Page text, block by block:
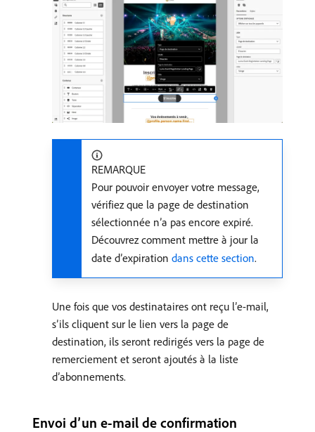
REMARQUE
Pour pouvoir envoyer votre message,
vérifiez que la page de destination
sélectionnée n’a pas encore expiré.
Découvrez comment mettre à jour la
date d’expiration dans cette section.
Une fois que vos destinataires ont reçu lʼe-mail,
sʼils cliquent sur le lien vers la page de
destination, ils seront redirigés vers la page de
remerciement et seront ajoutés à la liste
dʼabonnements.
Envoi d’un e-mail de confirmation